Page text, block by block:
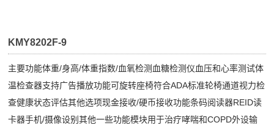
KMY8202F-9
主要功能体重/身高/体重指数/血氧检测血糖检测仪血压和心率测试体
温检查器支持广告播放功能可旋转座椅符合ADA标准轮椅通道视力检
查健康状态评估其他选项现金接收/硬币接收功能条码阅读器REID读
卡器手机/摄像设别其他一些功能模块用于治疗哮喘和COPD外设输